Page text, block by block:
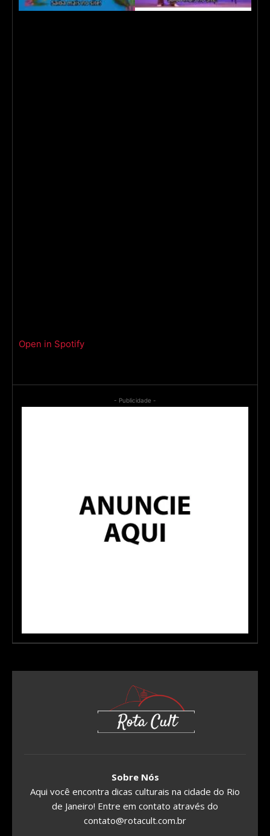
Open in Spotify
- Publicidade -
Sobre Nós
Aqui você encontra dicas culturais na cidade do Rio
de Janeiro! Entre em contato através do
contato@rotacult.com.br